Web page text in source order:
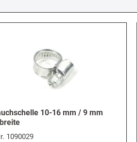
10-16 mm / 9 mm
1090029